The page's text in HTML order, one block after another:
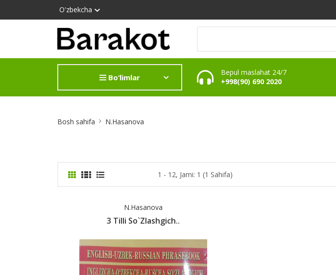
O'zbekcha
Bo‘limlar
Bepul maslahat 24/7
+998(90) 690 2020
Bosh sahifa N.Hasanova
1 - 12, Jami: 1 (1 Sahifa)
N.Hasanova
3 Tilli So`zlashgich..